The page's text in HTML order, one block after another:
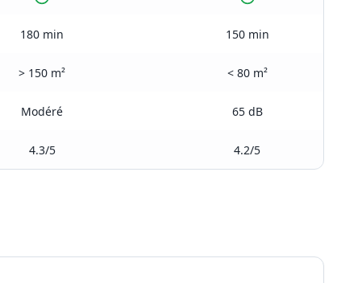
180 min 150 min
> 150 m² < 80 m²
Modéré 65 dB
4.3/5 4.2/5